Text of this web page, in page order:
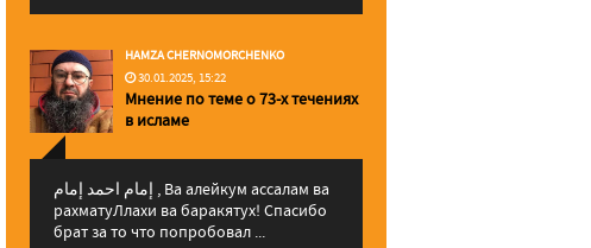
HAMZA CHERNOMORCHENKO
30.01.2025, 15:22
Мнение по теме о 73-х течениях
в исламе
إمام احمد إمام , Ва алейкум ассалам ва
рахматуЛлахи ва баракятух! Спасибо
брат за то что попробовал ...